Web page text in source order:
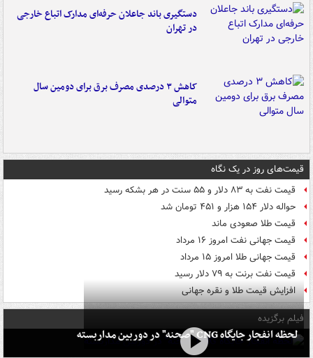
دستگیری باند جاعلان حرفه‌ای مدارک اتباع خارجی
در تهران
کاهش ۳ درصدی مصرف برق برای دومین سال
متوالی
قیمت‌های روز در یک نگاه
قیمت نفت به ۸۳ دلار و ۵۵ سنت در هر بشکه رسید
حواله دلار ۱۵۴ هزار و ۴۵۱ تومان شد
قیمت طلا صعودی ماند
قیمت جهانی نفت امروز ۱۶ مرداد
قیمت جهانی طلا امروز ۱۵ مرداد
قیمت نفت برنت به ۷۹ دلار رسید
افزایش قیمت طلا و نقره جهانی
فیلم برگزیده
لحظه انفجار جایگاه CNG "صحنه" در دوربین مداربسته